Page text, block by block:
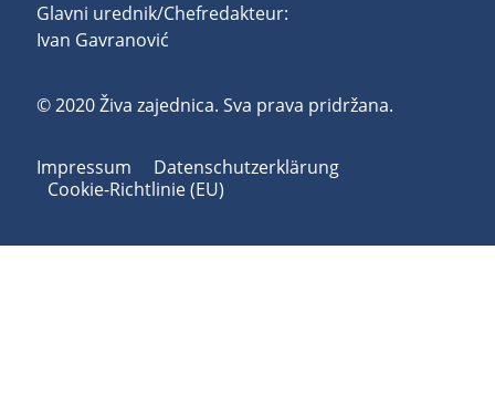
Glavni urednik/Chefredakteur:
Ivan Gavranović
© 2020 Živa zajednica. Sva prava pridržana.
Impressum
Datenschutzerklärung
Cookie-Richtlinie (EU)